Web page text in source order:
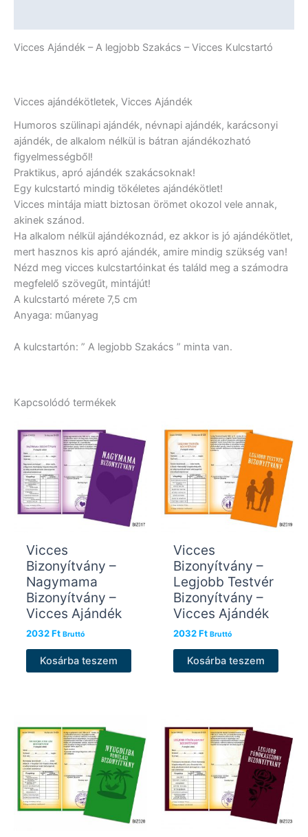
Vicces Ajándék – A legjobb Szakács – Vicces Kulcstartó
Vicces ajándékötletek, Vicces Ajándék
Humoros szülinapi ajándék, névnapi ajándék, karácsonyi
ajándék, de alkalom nélkül is bátran ajándékozható
figyelmességből!
Praktikus, apró ajándék szakácsoknak!
Egy kulcstartó mindig tökéletes ajándékötlet!
Vicces mintája miatt biztosan örömet okozol vele annak,
akinek szánod.
Ha alkalom nélkül ajándékoznád, ez akkor is jó ajándékötlet,
mert hasznos kis apró ajándék, amire mindig szükség van!
Nézd meg vicces kulcstartóinkat és találd meg a számodra
megfelelő szövegűt, mintájút!
A kulcstartó mérete 7,5 cm
Anyaga: műanyag
A kulcstartón: ” A legjobb Szakács ” minta van.
Kapcsolódó termékek
Vicces
Bizonyítvány –
Nagymama
Bizonyítvány –
Vicces Ajándék
2032Ft Bruttó
Kosárba teszem
Vicces
Bizonyítvány –
Legjobb Testvér
Bizonyítvány –
Vicces Ajándék
2032Ft Bruttó
Kosárba teszem